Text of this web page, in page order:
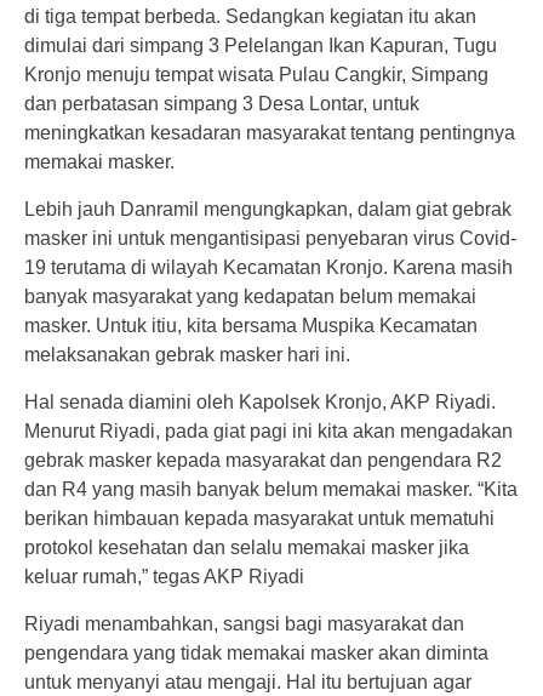
di tiga tempat berbeda. Sedangkan kegiatan itu akan
dimulai dari simpang 3 Pelelangan Ikan Kapuran, Tugu
Kronjo menuju tempat wisata Pulau Cangkir, Simpang
dan perbatasan simpang 3 Desa Lontar, untuk
meningkatkan kesadaran masyarakat tentang pentingnya
memakai masker.
Lebih jauh Danramil mengungkapkan, dalam giat gebrak
masker ini untuk mengantisipasi penyebaran virus Covid-
19 terutama di wilayah Kecamatan Kronjo. Karena masih
banyak masyarakat yang kedapatan belum memakai
masker. Untuk itiu, kita bersama Muspika Kecamatan
melaksanakan gebrak masker hari ini.
Hal senada diamini oleh Kapolsek Kronjo, AKP Riyadi.
Menurut Riyadi, pada giat pagi ini kita akan mengadakan
gebrak masker kepada masyarakat dan pengendara R2
dan R4 yang masih banyak belum memakai masker. “Kita
berikan himbauan kepada masyarakat untuk mematuhi
protokol kesehatan dan selalu memakai masker jika
keluar rumah,” tegas AKP Riyadi
Riyadi menambahkan, sangsi bagi masyarakat dan
pengendara yang tidak memakai masker akan diminta
untuk menyanyi atau mengaji. Hal itu bertujuan agar